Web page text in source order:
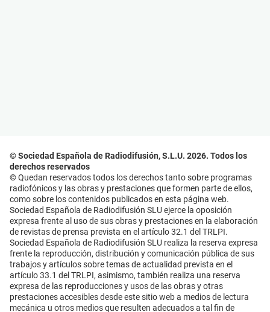
© Sociedad Española de Radiodifusión, S.L.U. 2026. Todos los
derechos reservados
© Quedan reservados todos los derechos tanto sobre programas
radiofónicos y las obras y prestaciones que formen parte de ellos,
como sobre los contenidos publicados en esta página web.
Sociedad Española de Radiodifusión SLU ejerce la oposición
expresa frente al uso de sus obras y prestaciones en la elaboración
de revistas de prensa prevista en el artículo 32.1 del TRLPI.
Sociedad Española de Radiodifusión SLU realiza la reserva expresa
frente la reproducción, distribución y comunicación pública de sus
trabajos y artículos sobre temas de actualidad prevista en el
artículo 33.1 del TRLPI, asimismo, también realiza una reserva
expresa de las reproducciones y usos de las obras y otras
prestaciones accesibles desde este sitio web a medios de lectura
mecánica u otros medios que resulten adecuados a tal fin de